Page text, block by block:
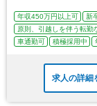
年収450万円以上可 新
原則、引越しを伴う転勤
車通勤可
積極採用中
求人の詳細